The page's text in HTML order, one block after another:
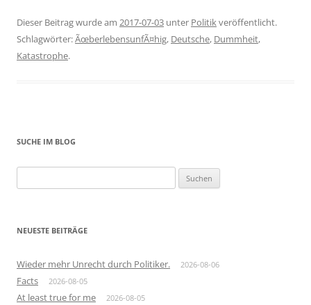
Dieser Beitrag wurde am 2017-07-03 unter Politikveröffentlicht.
Schlagwörter:ÃœberlebensunfÃ¤hig, Deutsche, Dummheit,
Katastrophe.
SUCHE IM BLOG
nach:
NEUESTE BEITRÄGE
Wieder mehr Unrecht durch Politiker. 2026-08-06
Facts 2026-08-05
At least true for me 2026-08-05